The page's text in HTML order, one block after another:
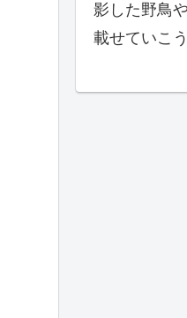
影した野鳥
載せていこ